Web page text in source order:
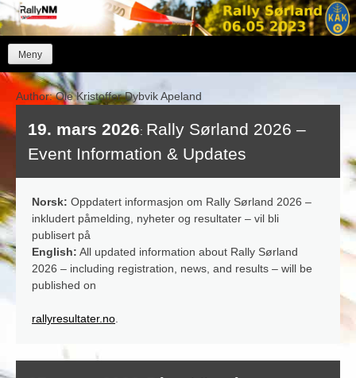
Skip
to
Meny
Author:Ole Kristoffer Dybvik Apeland
19. mars 2026: Rally Sørland 2026 –
Event Information & Updates
Norsk: Oppdatert informasjon om Rally Sørland 2026 –
inkludert påmelding, nyheter og resultater – vil bli
publisert på
English: All updated information about Rally Sørland
2026 – including registration, news, and results – will be
published on
rallyresultater.no